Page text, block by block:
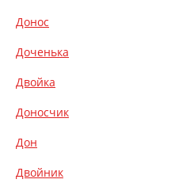
Донос
Доченька
Двойка
Доносчик
Дон
Двойник